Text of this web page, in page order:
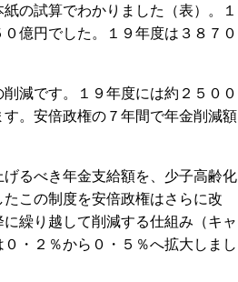
の試算でわかりました（表）。１
億円でした。１９年度は３８７０
減です。１９年度には約２５００
。安倍政権の７年間で年金削減額
るべき年金支給額を、少子高齢化
この制度を安倍政権はさらに改
繰り越して削減する仕組み（キャ
・２％から０・５％へ拡大しまし